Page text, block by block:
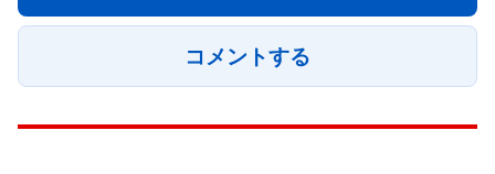
コメントする